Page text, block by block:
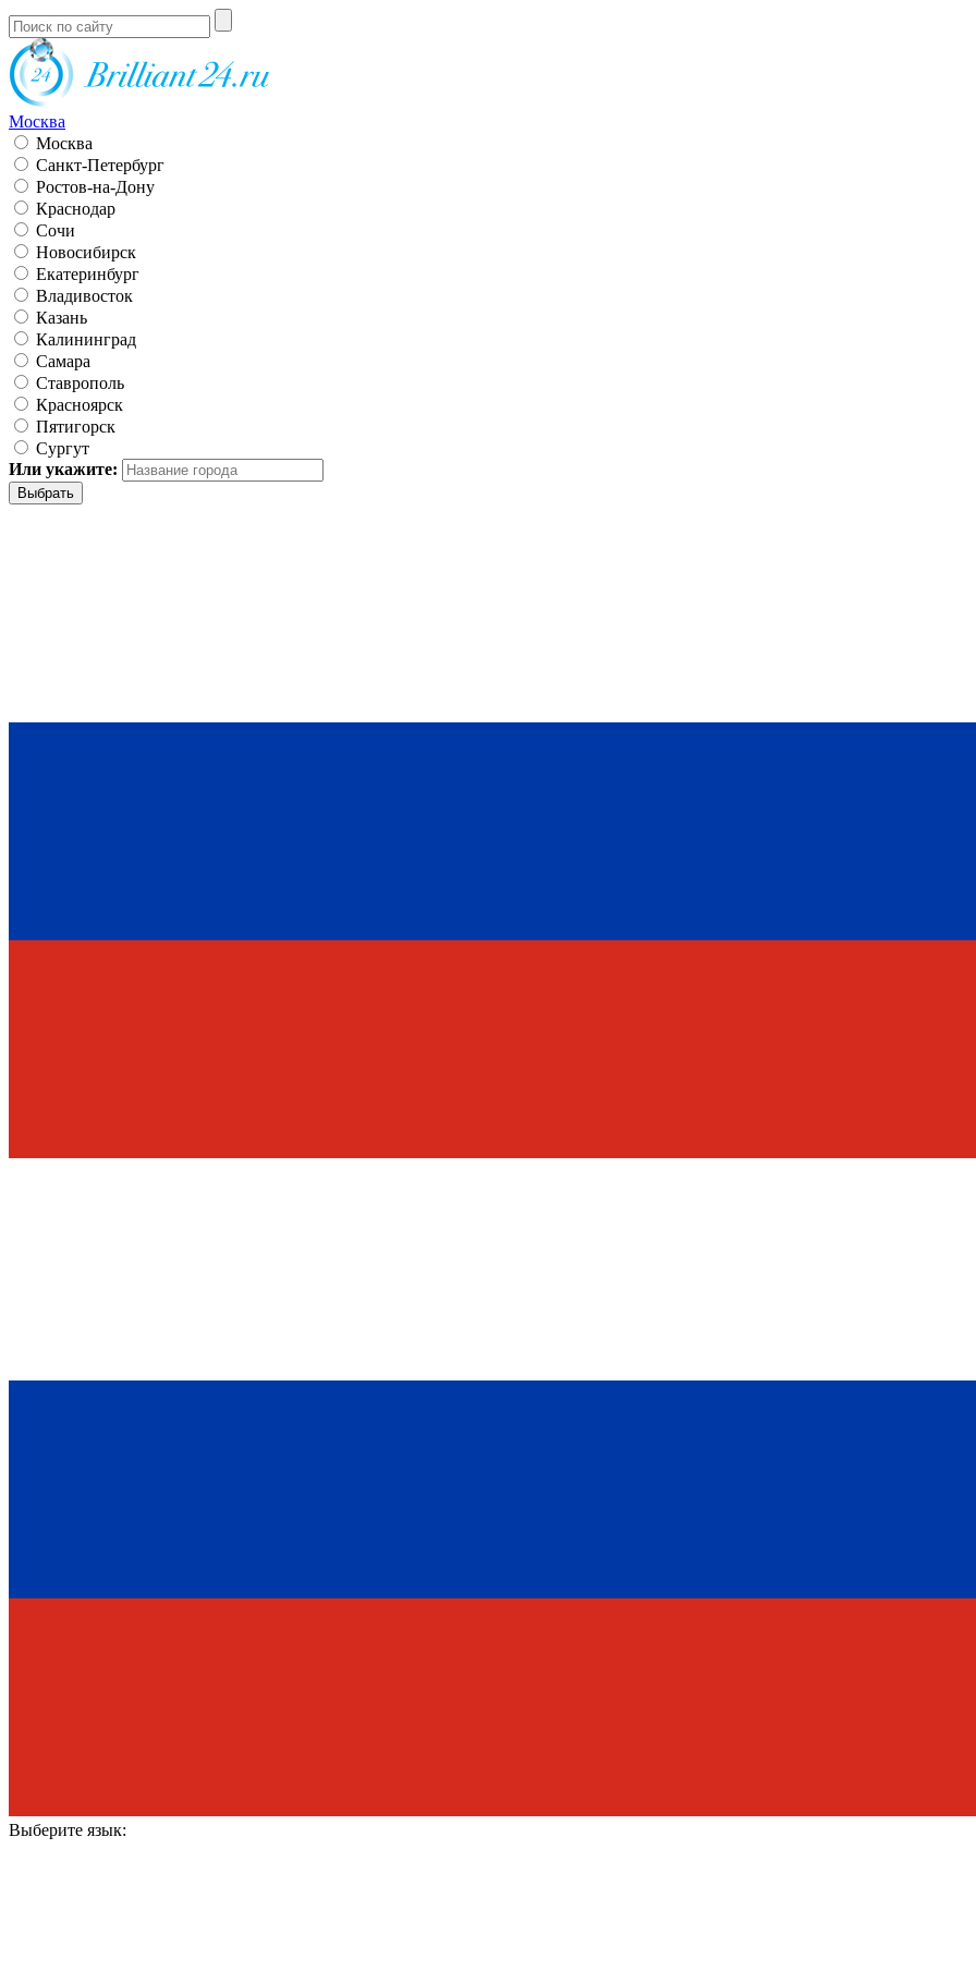
Москва
Москва
Санкт-Петербург
Ростов-на-Дону
Краснодар
Сочи
Новосибирск
Екатеринбург
Владивосток
Казань
Калининград
Самара
Ставрополь
Красноярск
Пятигорск
Сургут
Или укажите:
Выберите язык: